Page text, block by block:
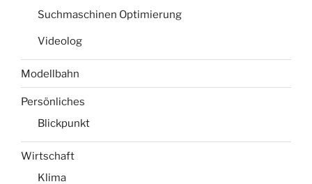
Suchmaschinen Optimierung
Videolog
Modellbahn
Persönliches
Blickpunkt
Wirtschaft
Klima